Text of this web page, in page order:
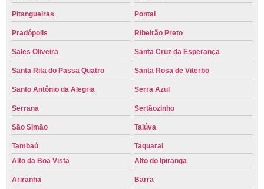
Pitangueiras Pontal
Pradópolis Ribeirão Preto
Sales Oliveira Santa Cruz da Esperança
Santa Rita do Passa Quatro Santa Rosa de Viterbo
Santo Antônio da Alegria Serra Azul
Serrana Sertãozinho
São Simão Taiúva
Tambaú
Taquaral
Alto da Boa Vista
Alto do Ipiranga
Ariranha Barra